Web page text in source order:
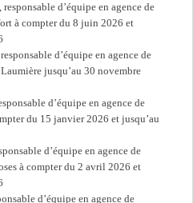
d’équipe en agence de
à compter du 8 juin 2026 et
d’équipe en agence de
jusqu’au 30 novembre
d’équipe en agence de
du 15 janvier 2026 et jusqu’au
d’équipe en agence de
à compter du 2 avril 2026 et
d’équipe en agence de